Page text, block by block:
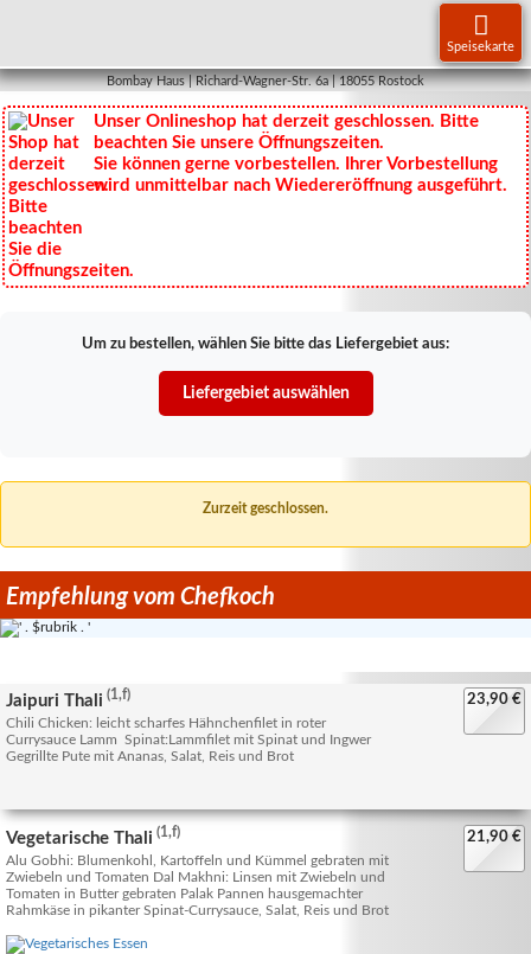
Klapp-
Speisekarte
Bombay Haus | Richard-Wagner-Str. 6a | 18055 Rostock
Unser Onlineshop hat derzeit geschlossen. Bitte
beachten Sie unsere Öffnungszeiten.
Sie können gerne vorbestellen. Ihrer Vorbestellung
wird unmittelbar nach Wiedereröffnung ausgeführt.
Um zu bestellen, wählen Sie bitte das Liefergebiet aus:
Liefergebiet auswählen
Zurzeit geschlossen.
Empfehlung vom Chefkoch
Jaipuri Thali (1,f)
Chili Chicken: leicht scharfes Hähnchenfilet in roter
Currysauce Lamm Spinat:Lammfilet mit Spinat und Ingwer
Gegrillte Pute mit Ananas, Salat, Reis und Brot
23,90 €
Vegetarische Thali (1,f)
Alu Gobhi: Blumenkohl, Kartoffeln und Kümmel gebraten mit
Zwiebeln und Tomaten Dal Makhni: Linsen mit Zwiebeln und
Tomaten in Butter gebraten Palak Pannen hausgemachter
Rahmkäse in pikanter Spinat-Currysauce, Salat, Reis und Brot
21,90 €